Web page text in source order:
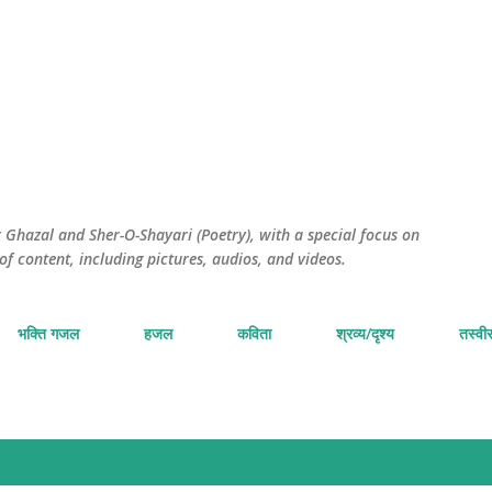
and Sher-O-Shayari (Poetry), with a special focus on
content, including pictures, audios, and videos.
भक्ति गजल हजल कविता श्रव्य/दृश्य